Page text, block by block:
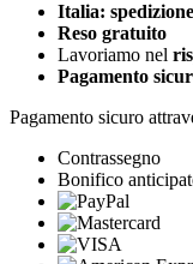
Italia:
Reso gratuito
Lavoriamo nel
Pagamento
Pagamento sicuro
Contrassegno
Bonifico